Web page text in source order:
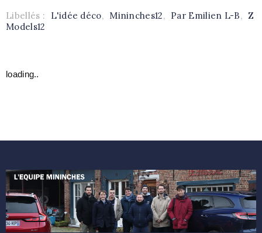
Libellés : L'idée déco, Mininches12, Par Emilien L-B, Z
Models12
loading..